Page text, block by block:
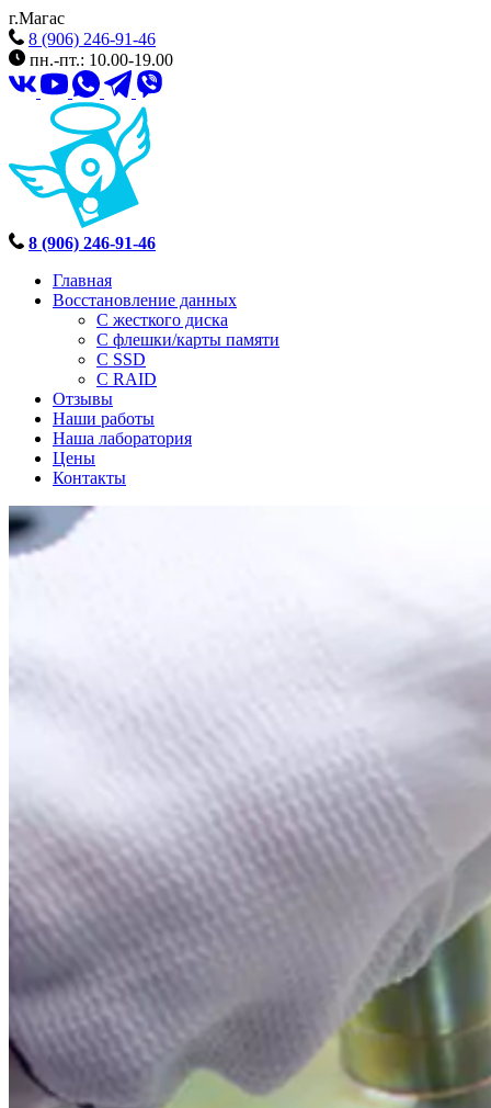
г.Магас
8 (906) 246-91-46
пн.-пт.: 10.00-19.00
8 (906) 246-91-46
Главная
Восстановление данных
С жесткого диска
С флешки/карты памяти
С SSD
С RAID
Отзывы
Наши работы
Наша лаборатория
Цены
Контакты